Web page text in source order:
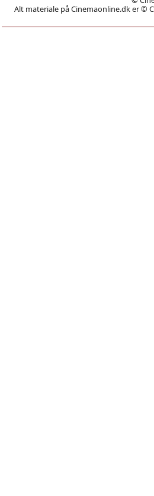
Alt materiale på Cinemaonline.dk er ©